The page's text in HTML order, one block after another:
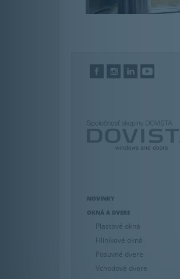
NOVINKY
OKNÁ A DVERE
Plastové okná
Hliníkové okná
Posuvné dvere
Vchodové dvere